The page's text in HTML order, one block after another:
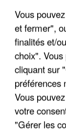
Vous
et fermer",
finalités et/
choix".
cliquant sur
préférences
Vous
votre
"Gérer les